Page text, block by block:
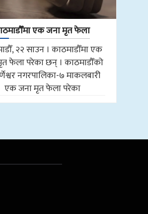
एक जना मृत फेला
२२ साउन । काठमाडौँमा एक
फेला परेका छन् । काठमाडौँको
नगरपालिका-७ माकलबारी
एक जना मृत फेला परेका